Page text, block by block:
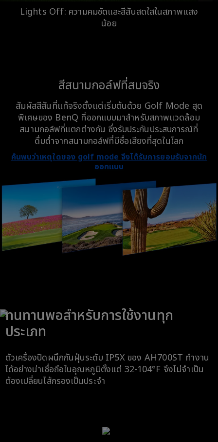
Lights Off: ความคมชัดและสีสันสดใสในสภาพแสง
น้อย
สีสนามกอล์ฟที่สมจริง
สัมผัสสีสันที่แท้จริงตั้งแต่เริ่มต้นด้วย Golf Mode สุด
พิเศษของ BenQ ที่ออกแบบมาสำหรับสภาพแวดล้อม
สนามกอล์ฟที่แตกต่างกัน ซึ่งรับประกันประสบการณ์ที่
ดื่มด่ำจากสนามกอล์ฟที่มีชื่อเสียงที่สุดในโลก
ค้นพบว่าเหตุใดของ golf mode จึงได้รับการยอมรับจากนัก
ออกแบบ
ทนทานพอสำหรับการใช้งานทุก
ประเภท
ตัวเครื่องปิดผนึกกันฝุ่นระดับ IP5X ของ AH700ST ทำงาน
ได้อย่างน่าเชื่อถือในอุณหภูมิตั้งแต่ 32-104°F จึงไม่จำเป็น
ต้องเปลี่ยนไส้กรองเป็นประจำ